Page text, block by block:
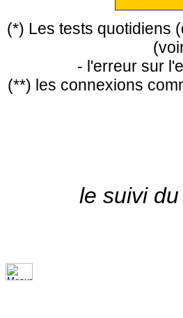
(*) Les tests quotidiens
- l'erreur sur
(**) les connexions
le suivi